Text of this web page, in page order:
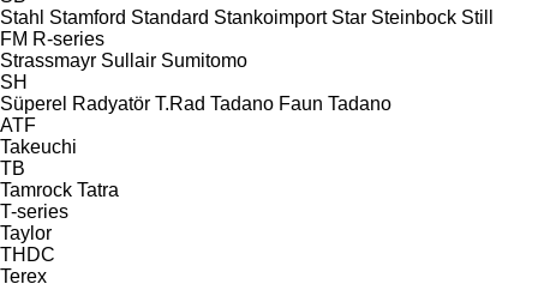
Stahl Stamford Standard Stankoimport Star Steinbock Still
FM R-series
Strassmayr Sullair Sumitomo
SH
Süperel Radyatör T.Rad Tadano Faun Tadano
ATF
Takeuchi
TB
Tamrock Tatra
T-series
Taylor
THDC
Terex